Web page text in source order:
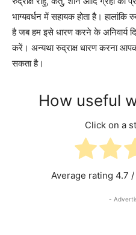
भाग्यवर्धन में सहायक होता है। हालांकि
है जब हम इसे धारण करने के अनिवार्य
करें। अन्यथा रुद्राक्ष धारण करना
सकता है।
How useful
Click on a
Average rating 4.7
-